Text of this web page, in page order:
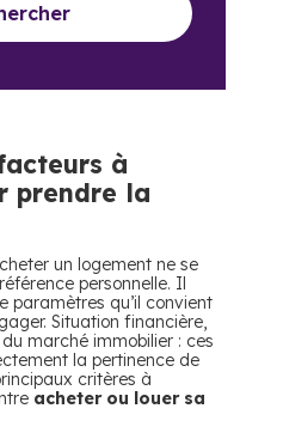
à
prendre la
un logement ne se
personnelle. Il
paramètres qu’il convient
Situation financière,
marché immobilier : ces
la pertinence de
critères à
acheter ou louer sa